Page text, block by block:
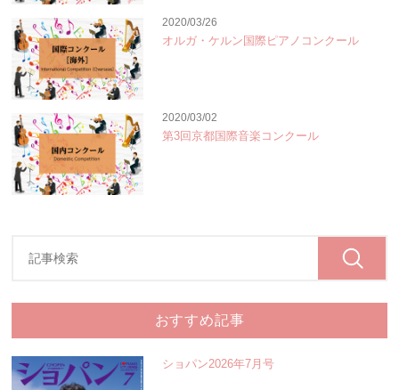
2020/03/26
オルガ・ケルン国際ピアノコンクール
2020/03/02
第3回京都国際音楽コンクール
おすすめ記事
ショパン2026年7月号